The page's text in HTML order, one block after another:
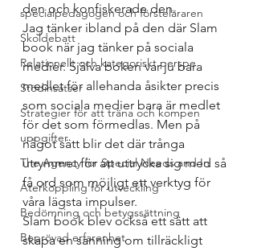
specialpedagogen och försteläraren
Skoldebatt
Relationellt och kategoriskt perspe
Stödinsatser
Strategier för att träna och kompen
uppgifter
The Agency for Special Needs and In
Återkoppling för utveckling
Bedömning och betygssättning
Beprövad erfarenhet
den och konfiskerade den.
Jag tänker ibland på den där Slam
book när jag tänker på sociala
medier. Själva boken var ju bara
medlet för allehanda åsikter precis
som sociala medier bara är medlet
för det som förmedlas. Men på
något sätt blir det där trånga
utrymmet för att uttrycka sig med så
få ord som möjligt ett verktyg för
våra lägsta impulser.
Slam book blev också ett sätt att
skapa en sanning om tillräckligt